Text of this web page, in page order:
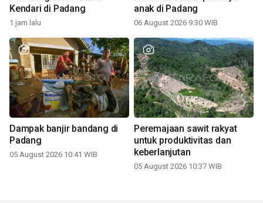
Kendari di Padang
1 jam lalu
anak di Padang
06 August 2026 9:30 WIB
Dampak banjir bandang di
Padang
05 August 2026 10:41 WIB
Peremajaan sawit rakyat
untuk produktivitas dan
keberlanjutan
05 August 2026 10:37 WIB